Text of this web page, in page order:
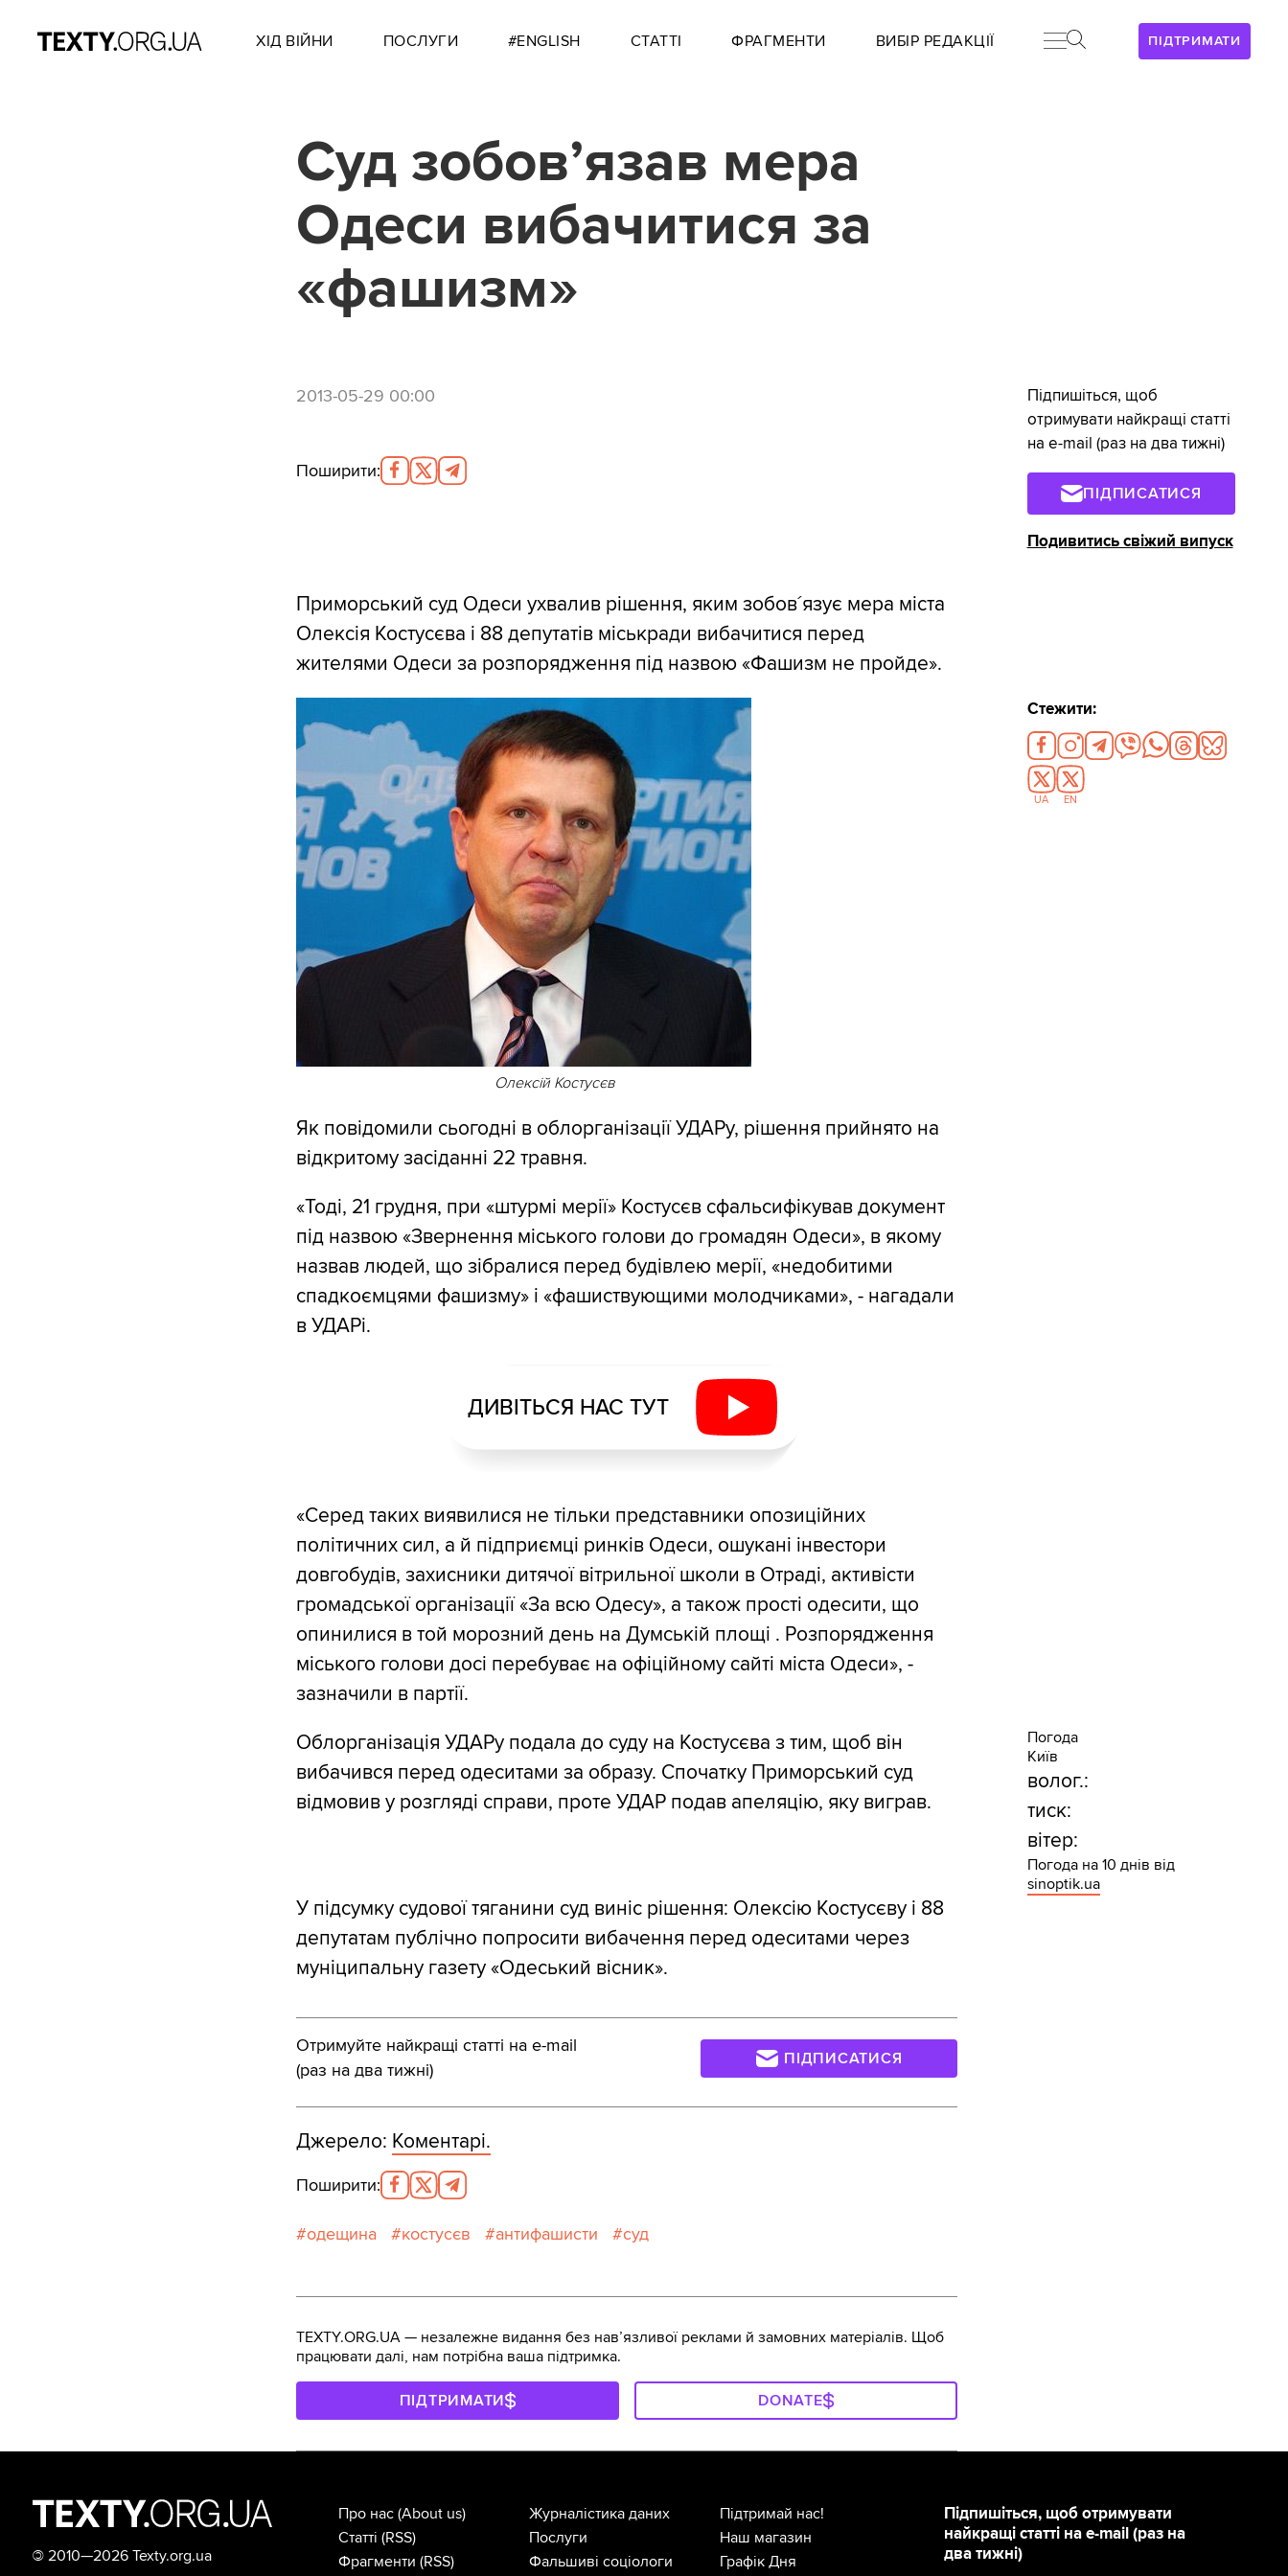
ПІДТРИМАТИ
ХІД ВІЙНИ ПОСЛУГИ #ENGLISH СТАТТІ ФРАГМЕНТИ ВИБІР РЕДАКЦІЇ
Суд зобов’язав мера
Одеси вибачитися за
«фашизм»
2013-05-29 00:00
Поширити:
Приморський суд Одеси ухвалив рішення, яким зобов´язує мера міста
Олексія Костусєва і 88 депутатів міськради вибачитися перед
жителями Одеси за розпорядження під назвою «Фашизм не пройде».
Олексій Костусєв
Як повідомили сьогодні в облорганізації УДАРу, рішення прийнято на
відкритому засіданні 22 травня.
«Тоді, 21 грудня, при «штурмі мерії» Костусєв сфальсифікував документ
під назвою «Звернення міського голови до громадян Одеси», в якому
назвав людей, що зібралися перед будівлею мерії, «недобитими
спадкоємцями фашизму» і «фашиствующими молодчиками», - нагадали
в УДАРі.
ДИВІТЬСЯ НАС ТУТ
«Серед таких виявилися не тільки представники опозиційних
політичних сил, а й підприємці ринків Одеси, ошукані інвестори
довгобудів, захисники дитячої вітрильної школи в Отраді, активісти
громадської організації «За всю Одесу», а також прості одесити, що
опинилися в той морозний день на Думській площі . Розпорядження
міського голови досі перебуває на офіційному сайті міста Одеси», -
зазначили в партії.
Облорганізація УДАРу подала до суду на Костусєва з тим, щоб він
вибачився перед одеситами за образу. Спочатку Приморський суд
відмовив у розгляді справи, проте УДАР подав апеляцію, яку виграв.
У підсумку судової тяганини суд виніс рішення: Олексію Костусєву і 88
депутатам публічно попросити вибачення перед одеситами через
муніципальну газету «Одеський вісник».
Отримуйте найкращі статті на e-mail
(раз на два тижні)
ПІДПИСАТИСЯ
Джерело: Коментарі.
Поширити:
одещина костусєв антифашисти суд
Підпишіться, щоб
отримувати найкращі статті
на e-mail (раз на два тижні)
ПІДПИСАТИСЯ
Подивитись свіжий випуск
Стежити:
UA EN
Погода
Київ
волог.:
тиск:
вітер:
Погода на 10 днів від
sinoptik.ua
TEXTY.ORG.UA — незалежне видання без навʼязливої реклами й замовних матеріалів. Щоб
працювати далі, нам потрібна ваша підтримка.
ПІДТРИМАТИ DONATE
© 2010—2026 Texty.org.ua
Підпишіться, щоб отримувати
найкращі статті на e-mail (раз на
два тижні)
Про нас (About us)
Статті (RSS)
Фрагменти (RSS)
Журналістика даних
Послуги
Фальшиві соціологи
Підтримай нас!
Наш магазин
Графік Дня